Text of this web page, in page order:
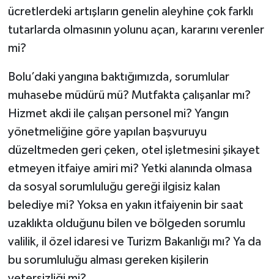
ücretlerdeki artışların genelin aleyhine çok farklı
tutarlarda olmasının yolunu açan, kararını verenler
mi?
Bolu’daki yangına baktığımızda, sorumlular
muhasebe müdürü mü? Mutfakta çalışanlar mı?
Hizmet akdi ile çalışan personel mi? Yangın
yönetmeliğine göre yapılan başvuruyu
düzeltmeden geri çeken, otel işletmesini şikayet
etmeyen itfaiye amiri mi? Yetki alanında olmasa
da sosyal sorumluluğu gereği ilgisiz kalan
belediye mi? Yoksa en yakın itfaiyenin bir saat
uzaklıkta olduğunu bilen ve bölgeden sorumlu
valilik, il özel idaresi ve Turizm Bakanlığı mı? Ya da
bu sorumluluğu alması gereken kişilerin